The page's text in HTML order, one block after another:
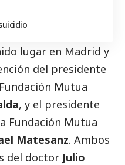
lugar en Madrid y
del presidente
Mutua
, y el presidente
Fundación Mutua
Matesanz. Ambos
del doctor Julio